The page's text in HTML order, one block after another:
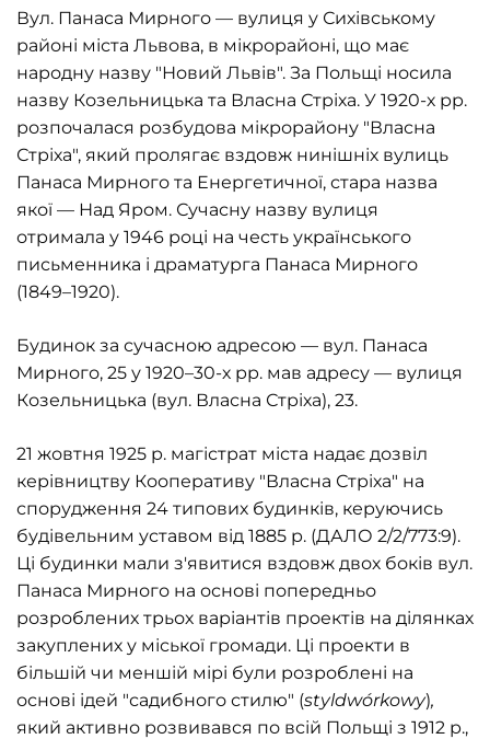
Вул. Панаса Мирного — вулиця у Сихівському
районі міста Львова, в мікрорайоні, що має
народну назву "Новий Львів". За Польщі носила
назву Козельницька та Власна Стріха. У 1920-х рр.
розпочалася розбудова мікрорайону "Власна
Стріха", який пролягає вздовж нинішніх вулиць
Панаса Мирного та Енергетичної, стара назва
якої — Над Яром. Сучасну назву вулиця
отримала у 1946 році на честь українського
письменника і драматурга Панаса Мирного
(1849–1920).
Будинок за сучасною адресою — вул. Панаса
Мирного, 25 у 1920–30-х рр. мав адресу — вулиця
Козельницька (вул. Власна Стріха), 23.
21 жовтня 1925 р. магістрат міста надає дозвіл
керівництву Кооперативу "Власна Стріха" на
спорудження 24 типових будинків, керуючись
будівельним уставом від 1885 р. (ДАЛО 2/2/773:9).
Ці будинки мали з'явитися вздовж двох боків вул.
Панаса Мирного на основі попередньо
розроблених трьох варіантів проектів на ділянках
закуплених у міської громади. Ці проекти в
більшій чи меншій мірі були розроблені на
основі ідей "садибного стилю" (styldwórkowy),
який активно розвивався по всій Польщі з 1912 р.,